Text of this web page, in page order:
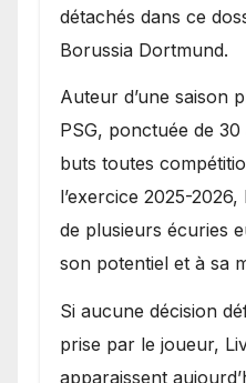
détachés dans ce
Borussia Dortmund.
Auteur d’une saison
PSG, ponctuée de
buts toutes
l’exercice 2025-
de plusieurs écuries
son potentiel et à sa
Si aucune décision
prise par le joueur,
apparaissent